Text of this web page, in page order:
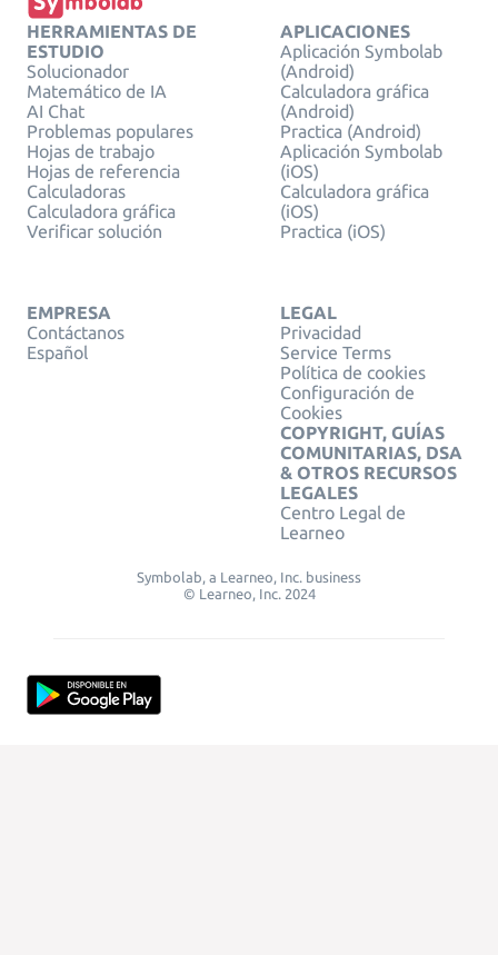
HERRAMIENTAS DE
ESTUDIO
Solucionador
Matemático de IA
AI Chat
Problemas populares
Hojas de trabajo
Hojas de referencia
Calculadoras
Calculadora gráfica
Verificar solución
APLICACIONES
Aplicación Symbolab
(Android)
Calculadora gráfica
(Android)
Practica (Android)
Aplicación Symbolab
(iOS)
Calculadora gráfica
(iOS)
Practica (iOS)
EMPRESA
Contáctanos
Español
LEGAL
Privacidad
Service Terms
Política de cookies
Configuración de
Cookies
COPYRIGHT, GUÍAS
COMUNITARIAS, DSA
& OTROS RECURSOS
LEGALES
Centro Legal de
Learneo
Symbolab, a Learneo, Inc. business
© Learneo, Inc. 2024